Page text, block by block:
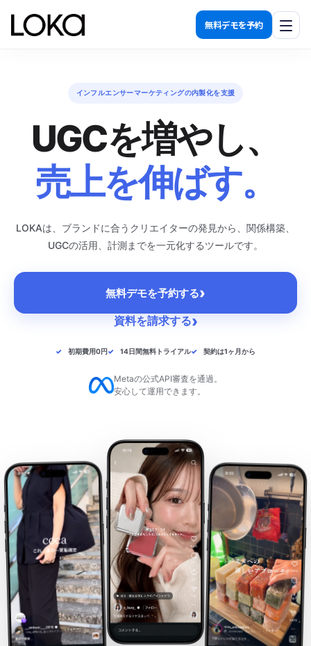
無料デモを予約
関係を築く
計測する
導入効果
ログイン
資料請求
無料デモを予約
インフルエンサーマーケティングの内製化を支援
UGCを増やし、
売上を伸ばす。
LOKAは、ブランドに合うクリエイターの発見から、関係構築、
UGCの活用、計測までを一元化するツールです。
無料デモを予約する›
資料を請求する›
初期費用0円 14日間無料トライアル 契約は1ヶ月から
Metaの公式API審査を通過。
安心して運用できます。